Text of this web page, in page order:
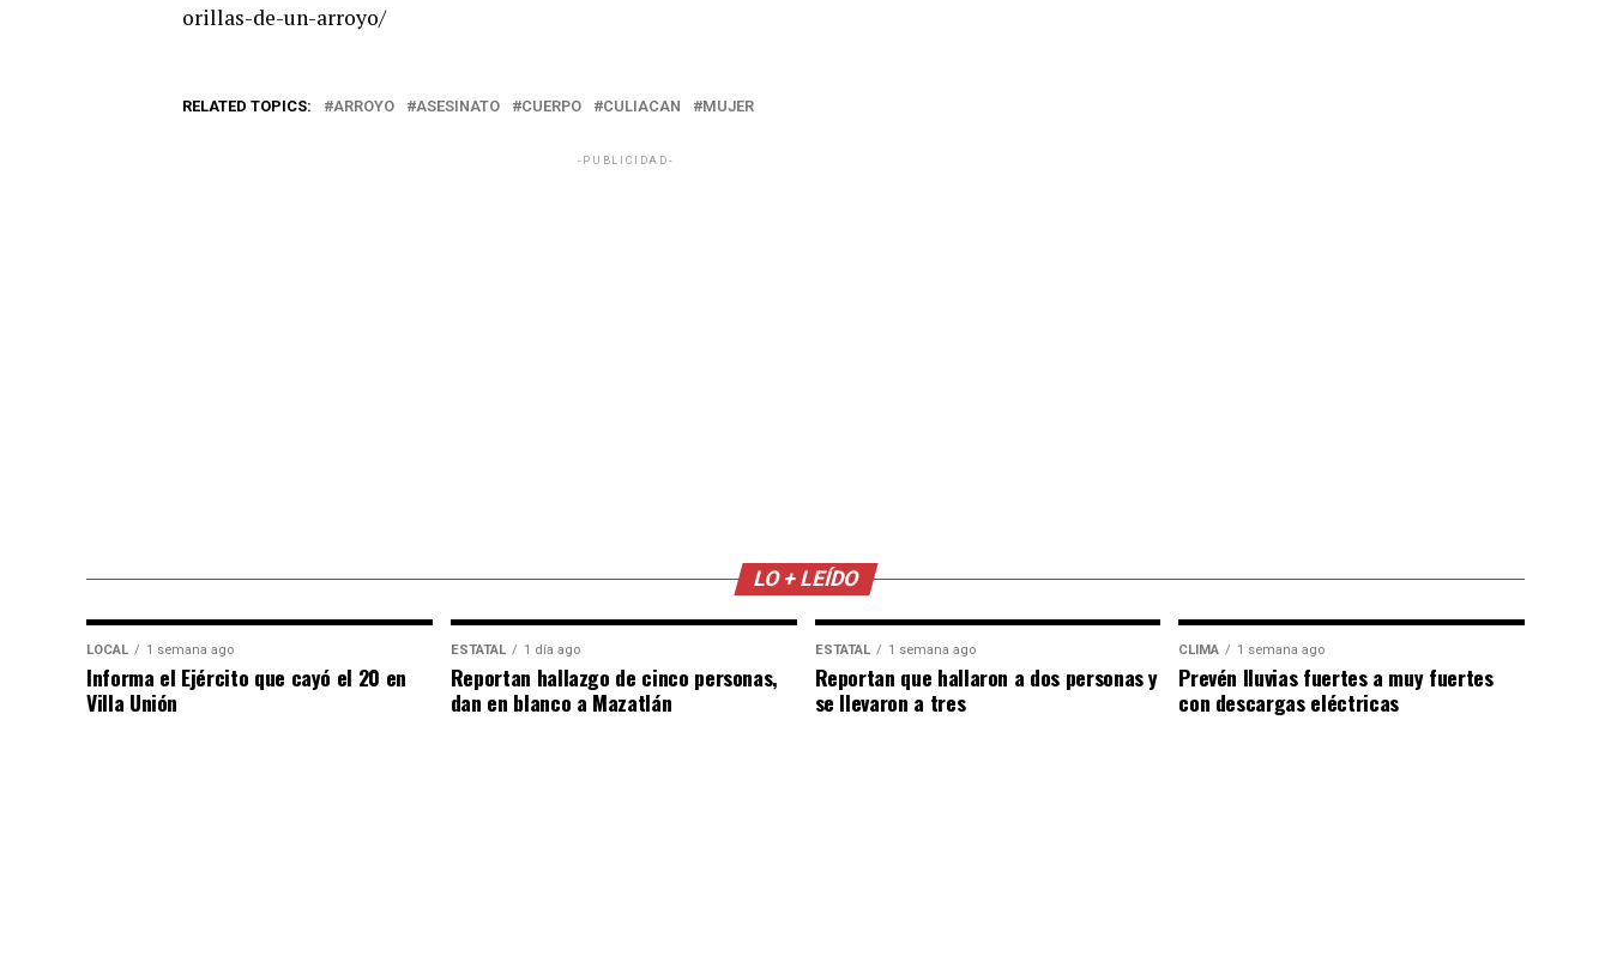
orillas-de-un-arroyo/
RELATED TOPICS: ARROYO ASESINATO CUERPO CULIACAN MUJER
-PUBLICIDAD-
LO + LEÍDO
LOCAL 1 semana ago
Informa el Ejército que cayó el 20 en
Villa Unión
ESTATAL 1 día ago
Reportan hallazgo de cinco personas,
dan en blanco a Mazatlán
ESTATAL 1 semana ago
Reportan que hallaron a dos personas y
se llevaron a tres
CLIMA 1 semana ago
Prevén lluvias fuertes a muy fuertes
con descargas eléctricas